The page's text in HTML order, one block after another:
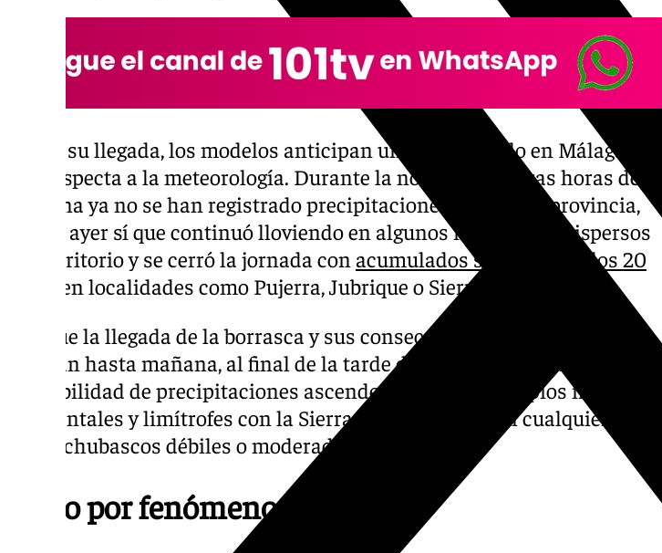
Hasta su llegada, los modelos anticipan un día tranquilo en Málaga en lo
que respecta a la meteorología. Durante la noche y primeras horas de la
mañana ya no se han registrado precipitaciones en toda la provincia,
donde ayer sí que continuó lloviendo en algunos municipios dispersos
del territorio y se cerró la jornada con acumulados superiores a los 20
en localidades como Pujerra, Jubrique o Sierra de las Nieves.
Aunque la llegada de la borrasca y sus consecuentes avisos no se
esperan hasta mañana, al final de la tarde de este miércoles la
probabilidad de precipitaciones ascenderá en los municipios más
occidentales y limítrofes con la Sierra de Grazalema. En cualquier caso
serán chubascos débiles o moderados.
Aviso por fenómenos costeros